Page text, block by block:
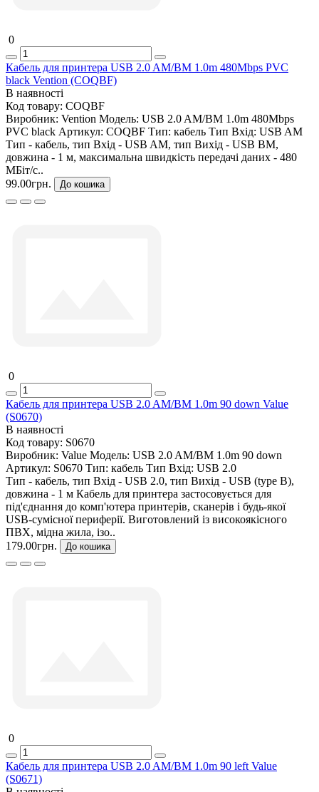
0
Кабель для принтера USB 2.0 AM/BM 1.0m 480Mbps PVC
black Vention (COQBF)
В наявності
Код товару: COQBF
Виробник: Vention Модель: USB 2.0 AM/BM 1.0m 480Mbps
PVC black Артикул: COQBF Тип: кабель Тип Вхід: USB AM
Тип - кабель, тип Вхід - USB AM, тип Вихід - USB BM,
довжина - 1 м, максимальна швидкість передачі даних - 480
МБіт/с..
99.00грн.
До кошика
0
Кабель для принтера USB 2.0 AM/BM 1.0m 90 down Value
(S0670)
В наявності
Код товару: S0670
Виробник: Value Модель: USB 2.0 AM/BM 1.0m 90 down
Артикул: S0670 Тип: кабель Тип Вхід: USB 2.0
Тип - кабель, тип Вхід - USB 2.0, тип Вихід - USB (type B),
довжина - 1 м Кабель для принтера застосовується для
під'єднання до комп'ютера принтерів, сканерів і будь-якої
USB-сумісної периферії. Виготовлений із високоякісного
ПВХ, мідна жила, ізо..
179.00грн.
До кошика
0
Кабель для принтера USB 2.0 AM/BM 1.0m 90 left Value
(S0671)